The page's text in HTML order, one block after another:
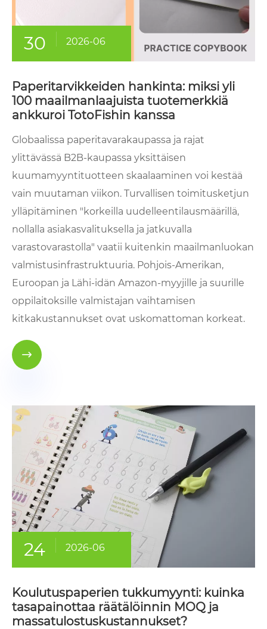
30 2026-06
Paperitarvikkeiden hankinta: miksi yli
100 maailmanlaajuista tuotemerkkiä
ankkuroi TotoFishin kanssa
Globaalissa paperitavarakaupassa ja rajat
ylittävässä B2B-kaupassa yksittäisen
kuumamyyntituotteen skaalaaminen voi kestää
vain muutaman viikon. Turvallisen toimitusketjun
ylläpitäminen "korkeilla uudelleentilausmäärillä,
nollalla asiakasvalituksella ja jatkuvalla
varastovarastolla" vaatii kuitenkin maailmanluokan
valmistusinfrastruktuuria. Pohjois-Amerikan,
Euroopan ja Lähi-idän Amazon-myyjille ja suurille
oppilaitoksille valmistajan vaihtamisen
kitkakustannukset ovat uskomattoman korkeat.

24 2026-06
Koulutuspaperien tukkumyynti: kuinka
tasapainottaa räätälöinnin MOQ ja
massatulostuskustannukset?